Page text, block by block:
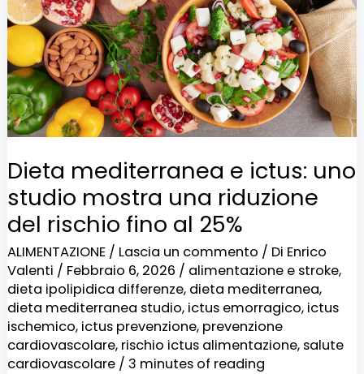
Dieta mediterranea e ictus: uno
studio mostra una riduzione
del rischio fino al 25%
ALIMENTAZIONE/ Lascia un commento / Di Enrico
Valenti / Febbraio 6, 2026 / alimentazione e stroke,
dieta ipolipidica differenze, dieta mediterranea,
dieta mediterranea studio, ictus emorragico, ictus
ischemico, ictus prevenzione, prevenzione
cardiovascolare, rischio ictus alimentazione, salute
cardiovascolare/ 3 minutes of reading
uno
studio
mostra
una
riduzione
rischio
fino
al
25%